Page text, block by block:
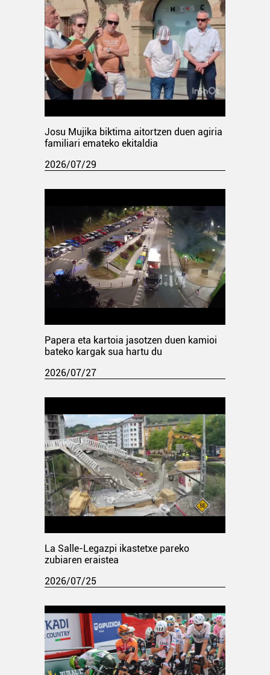
Josu Mujika biktima aitortzen duen agiria
familiari emateko ekitaldia
2026/07/29
Papera eta kartoia jasotzen duen kamioi
bateko kargak sua hartu du
2026/07/27
La Salle-Legazpi ikastetxe pareko
zubiaren eraistea
2026/07/25